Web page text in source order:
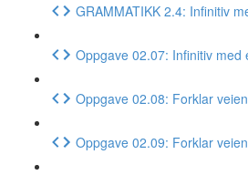
GRAMMATIKK 2.4: Infinitiv
Oppgave 02.07: Infinitiv med
Oppgave 02.08: Forklar veien
Oppgave 02.09: Forklar veien